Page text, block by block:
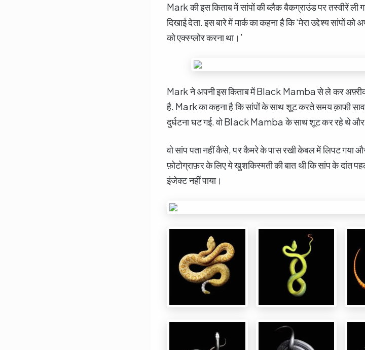
Mark की इस किताब में सांपों की ब्लैक बैकग्राउंड पर तस्वीरें ली
दिखाई देता. इस बारे में मार्क का कहना है कि ‘मेरा उद्देश्य
को एक्स्प्लोर करना था।’
Mark ने अपनी इस किताब में Black Mamba से ले कर अफ़्रीकी
है. Mark का कहना है कि सांपों के साथ शूट करते समय क़ाफी
दुर्घटना घट गई. वो Black Mamba के साथ शूट कर रहे थे और
वो सांप पता नहीं कैसे, पर कैमरे के पास रखी केबल में लिपट गया
फ़ोटोग्राफ़र के लिए ये खुशकिस्मती की बात थी कि सांप के दांत
इंजेक्ट नहीं पाया।